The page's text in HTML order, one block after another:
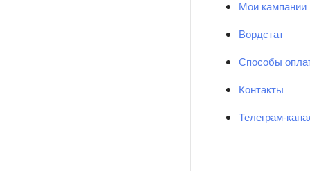
Мои кампании
Вордстат
Способы
Контакты
Телеграм-